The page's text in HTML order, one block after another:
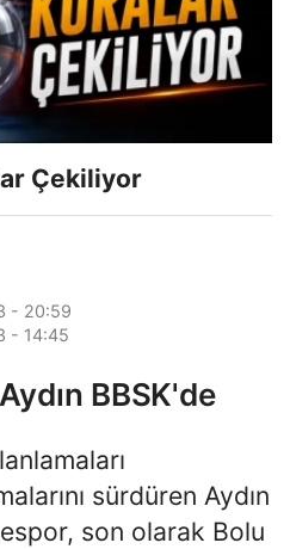
Çekiliyor
- 20:59
- 14:45
BBSK'de
sürdüren Aydın
son olarak Bolu